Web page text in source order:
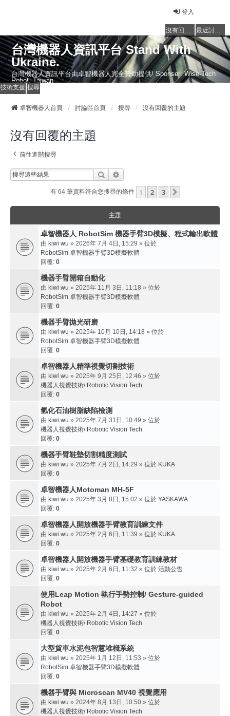
登入
沒有回覆的主題 最近討論的主題
台灣機器人資訊平台 Stand With
Ukraine.
台灣機器人資訊平台由卓智機器人完全贊助提供/ Sponser: Wise-Tech
Robot, Taiwan
技術支援 搜尋
卓智機器人首頁 討論區首頁 搜尋 沒有回覆的主題
沒有回覆的主題
前往進階搜尋
搜尋
有 64 筆資料符合您搜尋的條件 1 2 3
主題
卓智機器人 RobotSim 機器手臂3D模擬、程式輸出軟體
由 kiwi wu » 2026年 7月 4日, 15:29 » 位於
RobotSim 卓智機器手臂3D模擬軟體
回覆: 0
機器手臂開箱自動化
由 kiwi wu » 2025年 11月 3日, 11:18 » 位於
RobotSim 卓智機器手臂3D模擬軟體
回覆: 0
機器手臂拋光研磨
由 kiwi wu » 2025年 10月 10日, 14:18 » 位於
RobotSim 卓智機器手臂3D模擬軟體
回覆: 0
卓智機器人精準視覺切割技術
由 kiwi wu » 2025年 9月 25日, 12:46 » 位於
機器人視覺技術/ Robotic Vision Tech
回覆: 0
氫化石油樹脂缺陷檢測
由 kiwi wu » 2025年 7月 31日, 10:49 » 位於
機器人視覺技術/ Robotic Vision Tech
回覆: 0
機器手臂鞋墊切割精度測試
由 kiwi wu » 2025年 7月 2日, 14:29 » 位於 KUKA
回覆: 0
卓智機器人Motoman MH-5F
由 kiwi wu » 2025年 3月 8日, 15:02 » 位於 YASKAWA
回覆: 0
卓智機器人開放機器手臂教育訓練文件
由 kiwi wu » 2025年 2月 6日, 11:39 » 位於 KUKA
回覆: 0
卓智機器人開放機器手臂基礎教育訓練教材
由 kiwi wu » 2025年 2月 6日, 11:32 » 位於 活動公告
回覆: 0
使用Leap Motion 執行手勢控制/ Gesture-guided
Robot
由 kiwi wu » 2025年 2月 4日, 14:27 » 位於
機器人視覺技術/ Robotic Vision Tech
回覆: 0
大型貨車水泥包智慧堆棧系統
由 kiwi wu » 2025年 1月 12日, 11:53 » 位於
RobotSim 卓智機器手臂3D模擬軟體
回覆: 0
機器手臂與 Microscan MV40 視覺應用
由 kiwi wu » 2024年 8月 13日, 10:50 » 位於
機器人視覺技術/ Robotic Vision Tech